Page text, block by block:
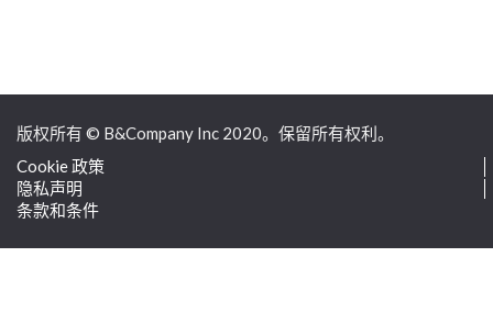
版权所有 © B&Company Inc 2020。保留所有权利。
Cookie 政策
隐私声明
条款和条件